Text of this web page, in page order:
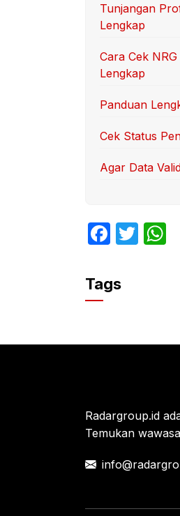
Tunjangan
Lengkap
Cara Cek
Lengkap
Panduan
Cek Status
Agar Data
F
c
e
o
T
p
Tags
Radargroup.id
Temukan